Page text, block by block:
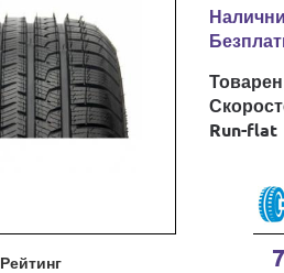
Рейтинг
Run-flat